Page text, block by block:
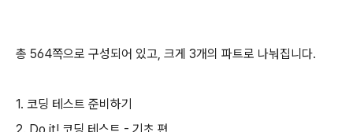
총 564쪽으로 구성되어 있고, 크게 3개의 파트로 나눠집니다.
1. 코딩 테스트 준비하기